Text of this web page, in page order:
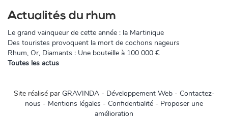
Actualités du rhum
Le grand vainqueur de cette année : la Martinique
Des touristes provoquent la mort de cochons nageurs
Rhum, Or, Diamants : Une bouteille à 100 000 €
Toutes les actus
Site réalisé par GRAVINDA - Développement Web- Contactez-
nous - Mentions légales - Confidentialité - Proposer une
amélioration